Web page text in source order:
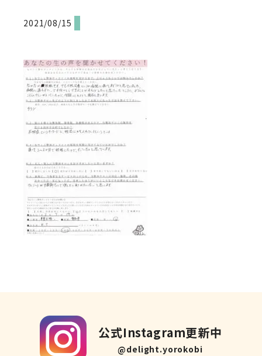
2021/08/15
公式Instagram更新中
@delight.yorokobi